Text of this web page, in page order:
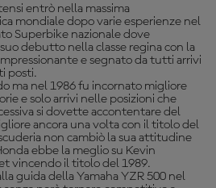
entrò nella massima
mondiale dopo varie esperienze nel
Superbike nazionale dove
debutto nella classe regina con la
e segnato da tutti arrivi
posti.
ma nel 1986 fu incornato migliore
e solo arrivi nelle posizioni che
si dovette accontentare del
ancora una volta con il titolo del
non cambiò la sua attitudine
ebbe la meglio su Kevin
vincendo il titolo del 1989.
guida della Yamaha YZR 500 nel